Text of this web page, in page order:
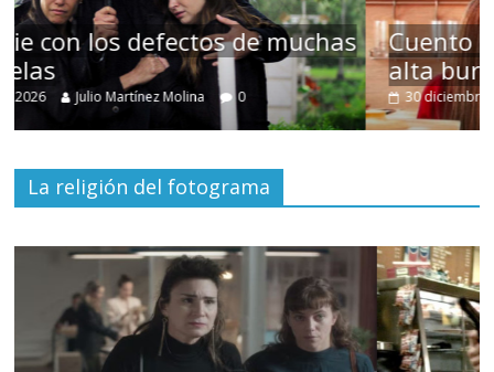
Cuento de hadas interclasista en la
alta burguesía mexicana
30 diciembre, 2025 Julio Martínez Molina 0
La religión del fotograma